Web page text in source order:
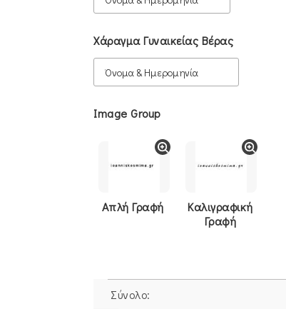
Χάραγμα Γυναικείας Βέρας
Image Group
Απλή Γραφή
Καλιγραφική
Γραφή
Σύνολο: